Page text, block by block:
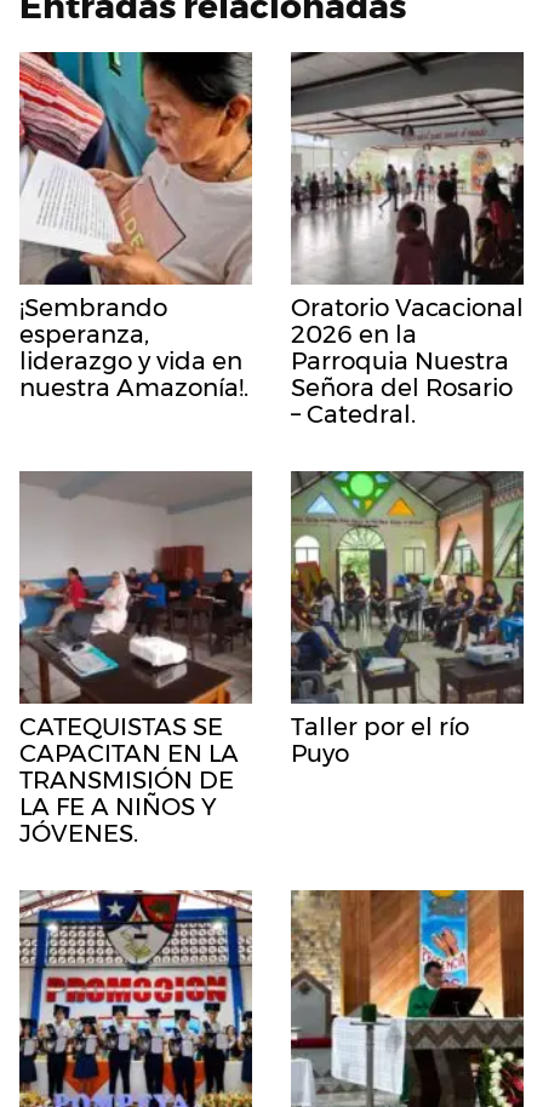
¡Sembrando
esperanza,
liderazgo y vida en
nuestra Amazonía!.
Oratorio Vacacional
2026 en la
Parroquia Nuestra
Señora del Rosario
– Catedral.
CATEQUISTAS SE
CAPACITAN EN LA
TRANSMISIÓN DE
LA FE A NIÑOS Y
JÓVENES.
Taller por el río
Puyo